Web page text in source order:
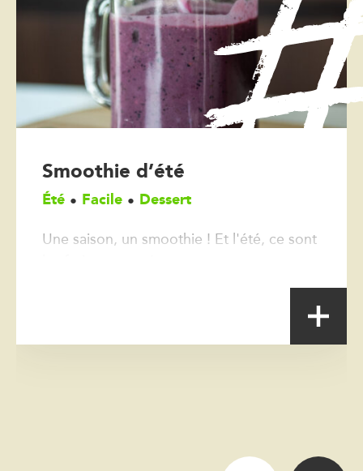
Smoothie d’été
Été Facile Dessert
Une saison, un smoothie ! Et l'été, ce sont